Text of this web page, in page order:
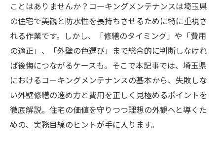
ことはありませんか？コーキングメンテナンスは埼玉県
の住宅で美観と防水性を長持ちさせるために特に重視さ
れる作業です。しかし、「修繕のタイミング」や「費用
の適正」、「外壁の色選び」まで総合的に判断しなけれ
ば後悔につながるケースも。そこで本記事では、埼玉県
におけるコーキングメンテナンスの基本から、失敗しな
い外壁修繕の進め方と費用を正しく見極めるポイントを
徹底解説。住宅の価値を守りつつ理想の外観へと導くた
めの、実務目線のヒントが手に入ります。